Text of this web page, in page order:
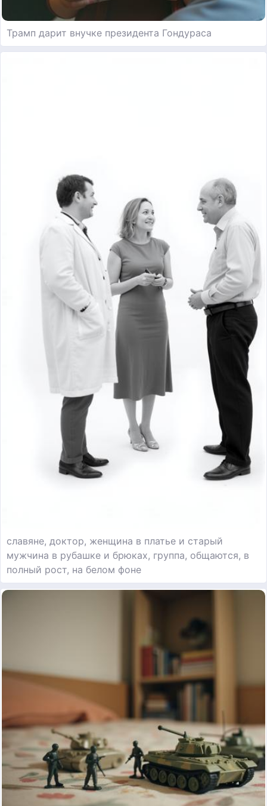
Трамп дарит внучке президента Гондураса
славяне, доктор, женщина в платье и старый
мужчина в рубашке и брюках, группа, общаются, в
полный рост, на белом фоне